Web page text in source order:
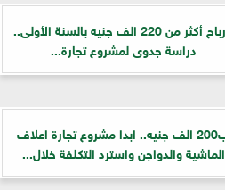
بأرباح أكثر من 220 الف جنيه بالسنة الأولى..
دراسة جدوى لمشروع تجارة...
ب200 الف جنيه.. ابدا مشروع تجارة اعلاف
الماشية والدواجن واسترد التكلفة خلال...